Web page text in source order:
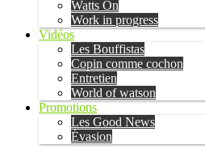
Watts On
Work in progress
Vidéos
Les Bouffistas
Copin comme cochon
Entretien
World of watson
Promotions
Les Good News
Évasion